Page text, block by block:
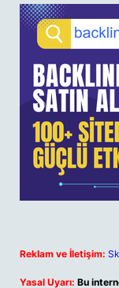
Reklam ve İletişim:
Yasal Uyarı: Bu